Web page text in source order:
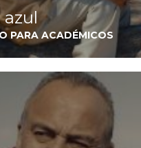
azul
PARA ACADÉMICOS